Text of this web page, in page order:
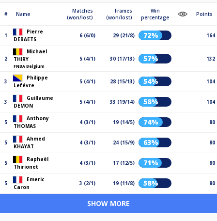
# Name
Matches
(won/lost)
Frames
(won/lost)
Win
percentage
Points
1
Pierre
DEBAETS
6 (6/0) 29 (21/8) 72% 164
2
Michael
THIRY
FNBA Belgium
5 (4/1) 30 (17/13) 57% 132
3
Philippe
Lefévre
5 (4/1) 28 (15/13) 54% 104
3
Guillaume
DEMON
5 (4/1) 33 (19/14) 58% 104
5
Anthony
THOMAS
4 (3/1) 19 (14/5) 74% 80
5
Ahmed
KHAYAT
4 (3/1) 24 (15/9) 63% 80
5
Raphaël
Thirionet
4 (3/1) 17 (12/5) 71% 80
5
Emeric
Caron
3 (2/1) 19 (11/8) 58% 80
SHOW MORE